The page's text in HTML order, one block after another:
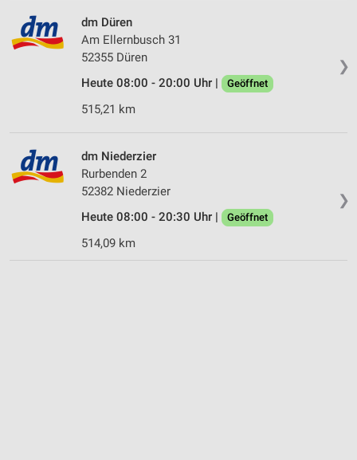
❯
dm Düren
Am Ellernbusch 31
52355 Düren
Heute 08:00 - 20:00 Uhr |
Geöffnet
515,21 km
❯
dm Niederzier
Rurbenden 2
52382 Niederzier
Heute 08:00 - 20:30 Uhr |
Geöffnet
514,09 km